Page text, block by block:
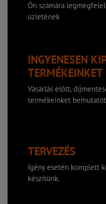
Ön számára
üzletének
INGYENESEN
TERMÉKEINKET
Vásárlás előtt,
termékeinket
TERVEZÉS
Igény esetén komplett
készítünk.